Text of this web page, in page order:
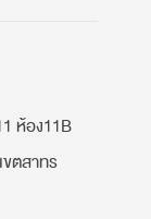
ห้อง11B
ตสาทร